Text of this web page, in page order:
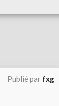
Publié par fxg